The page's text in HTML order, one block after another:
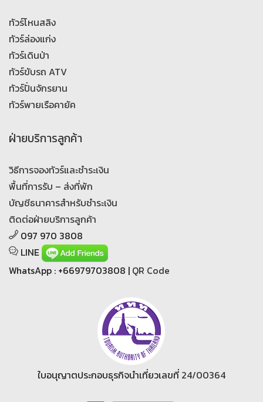
ทัวร์โหนสลิง
ทัวร์ล่องแก่ง
ทัวร์เดินป่า
ทัวร์ขับรถ ATV
ทัวร์ปั่นจักรยาน
ทัวร์พายเรือคายัค
ฝ่ายบริการลูกค้า
วิธีการจองทัวร์และชำระเงิน
พื้นที่การรับ – ส่งที่พัก
บัญชีธนาคารสำหรับชำระเงิน
ติดต่อฝ่ายบริการลูกค้า
097 970 3808
LINE
WhatsApp : +66979703808 | QR Code
ใบอนุญาตประกอบธุรกิจนำเที่ยวเลขที่ 24/00364